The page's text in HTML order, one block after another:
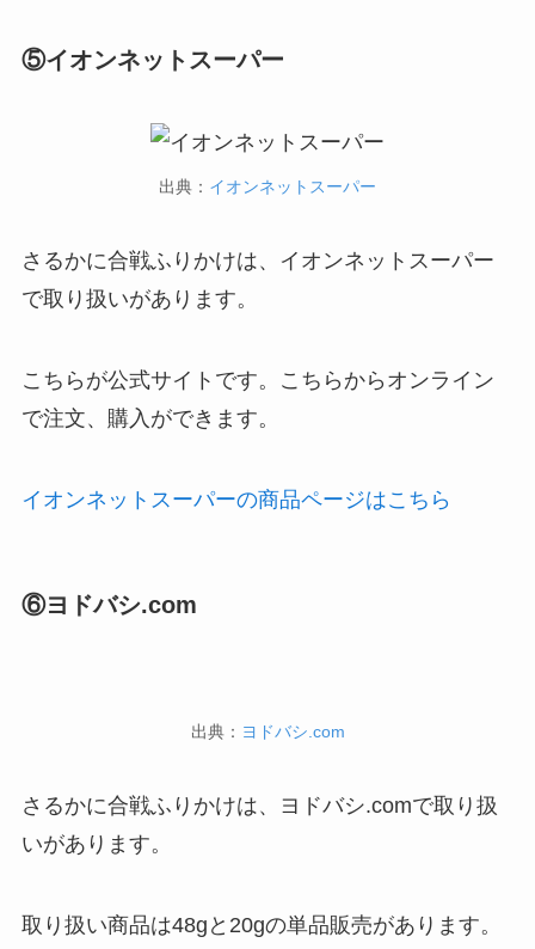
⑤イオンネットスーパー
出典： イオンネットスーパー
さるかに合戦ふりかけは、イオンネットスーパー
で取り扱いがあります。
こちらが公式サイトです。こちらからオンライン
で注文、購入ができます。
イオンネットスーパーの商品ページはこちら
⑥ヨドバシ.com
出典： ヨドバシ.com
さるかに合戦ふりかけは、ヨドバシ.comで取り扱
いがあります。
取り扱い商品は48gと20gの単品販売があります。